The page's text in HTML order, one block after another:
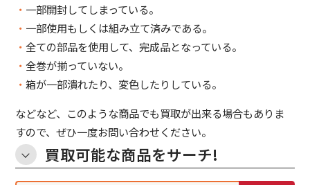
一部開封してしまっている。
一部使用もしくは組み立て済みである。
全ての部品を使用して、完成品となっている。
全巻が揃っていない。
箱が一部潰れたり、変色したりしている。
などなど、このような商品でも買取が出来る場合もありま
すので、ぜひ一度お問い合わせください。
買取可能な商品をサーチ!